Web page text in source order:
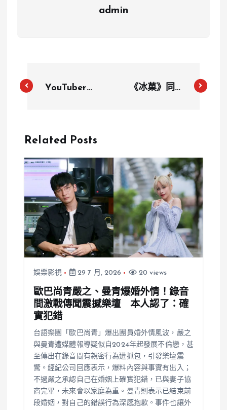
admin
YouTuber『
心情：找到那
是自我任性？
《冰菓》同人
Related Posts
娛樂影視 29 7 月, 2026 20 views
歐巴尚青嚴之、曼青爆婚外情！錄音
間激戰傳聞震撼樂壇 本人認了：確
實犯錯
台語樂團「歐巴尚青」爆出團員婚外情風波，嚴之
與曼青遭媒體報導疑似自2024年起發展不倫戀，甚
至傳出在錄音間有親密行為遭抓包，引發樂壇震
驚。經紀公司回應表示，爆料內容與事實有出入；
不過嚴之承認自己在婚姻上確實犯錯，已與妻子協
商完畢，未來會以家庭為重。曼青則表示已結束前
段婚姻，對自己的錯誤行為深感抱歉。事件也讓外